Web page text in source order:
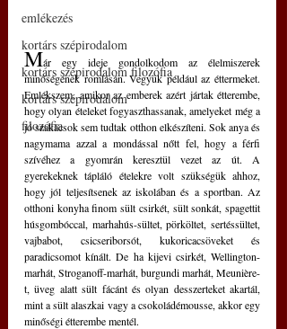
emlékezés
kortárs szépirodalom
kortárs szépirodalom filozófia
kortárs szépirodalom
filozófia
Már egy ideje gondolkodom az élelmiszerek
minőségének romlásán. Vegyük például az éttermeket.
Emlékszem, amikor az emberek azért jártak étterembe,
hogy olyan ételeket fogyaszthassanak, amelyeket még a
jó szakácsok sem tudtak otthon elkészíteni. Sok anya és
nagymama azzal a mondással nőtt fel, hogy a férfi
szívéhez a gyomrán keresztül vezet az út. A
gyerekeknek tápláló ételekre volt szükségük ahhoz,
hogy jól teljesítsenek az iskolában és a sportban. Az
otthoni konyha finom sült csirkét, sült sonkát, spagettit
húsgombóccal, marhahús-sültet, pörköltet, sertéssültet,
vajbabot, csicseriborsót, kukoricacsöveket és
paradicsomot kínált. De ha kijevi csirkét, Wellington-
marhát, Stroganoff-marhát, burgundi marhát, Meunière-
t, üveg alatt sült fácánt és olyan desszerteket akartál,
mint a sült alaszkai vagy a csokoládémousse, akkor egy
minőségi étterembe mentél.